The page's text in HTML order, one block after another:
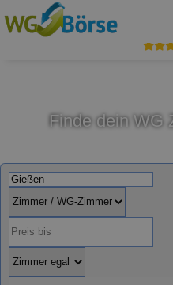
Finde dein WG